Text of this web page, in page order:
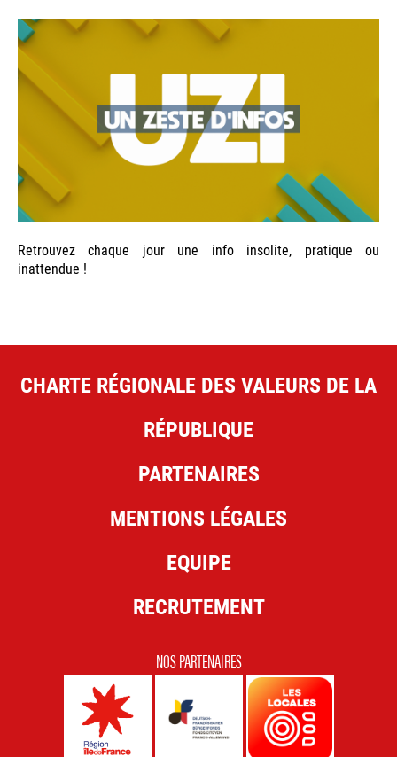
Retrouvez chaque jour une info insolite, pratique ou
inattendue !
CHARTE RÉGIONALE DES VALEURS DE LA
RÉPUBLIQUE
PARTENAIRES
MENTIONS LÉGALES
EQUIPE
RECRUTEMENT
NOS PARTENAIRES